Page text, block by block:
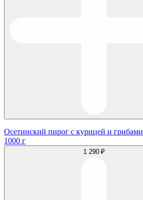
Осетинский пирог с курицей и грибами
1000 г
1 290 ₽